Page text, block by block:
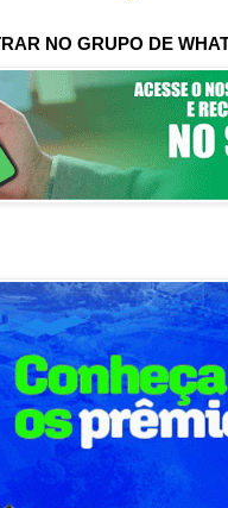
NO GRUPO DE